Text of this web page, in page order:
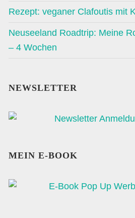
Rezept: veganer Clafoutis mit
Neuseeland Roadtrip: Meine
– 4 Wochen
NEWSLETTER
MEIN E-BOOK